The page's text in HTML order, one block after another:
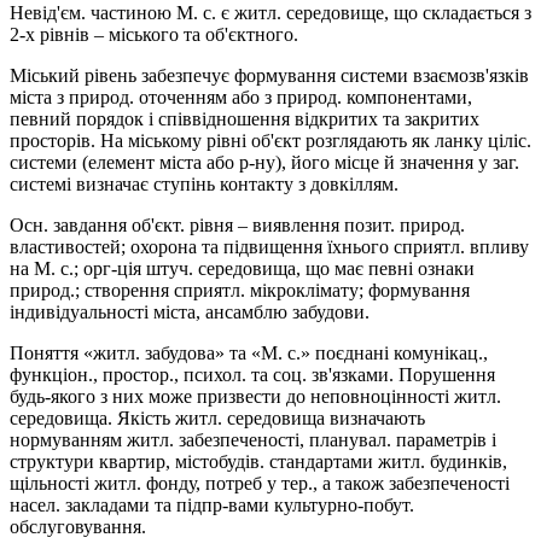
Не­­від'єм. частиною М. с. є житл. середовище, що складається з
2-х рівнів – міського та об'єкт­ного.
Міський рівень забезпечує формування системи взаємо­зв'язків
міста з природ. оточенням або з природ. компонентами,
певний порядок і співвідношення відкритих та закритих
просторів. На міському рівні об'єкт розглядають як ланку ціліс.
системи (елемент міста або р-ну), його місце й значення у заг.
системі визначає ступінь контакту з довкіллям.
Осн. завдання об'єкт. рівня – виявлення позит. природ.
властивостей; охорона та підвищення їхнього сприятл. впливу
на М. с.; орг-ція штуч. середовища, що має певні ознаки
природ.; створення сприятл. мікроклімату; формування
індивідуальності міста, ансамблю забудови.
Поняття «житл. забудова» та «М. с.» поєднані комунікац.,
функціон., простор., психол. та соц. зв'язками. Порушення
будь-якого з них може призвести до неповноцінності житл.
середовища. Якість житл. середо­вища визначають
нормуванням житл. забезпеченості, планувал. параметрів і
структури квартир, містобудів. стандартами житл. будинків,
щільності житл. фонду, потреб у тер., а також забезпеченості
насел. закладами та підпр-вами культурно-побут.
обслуговування.